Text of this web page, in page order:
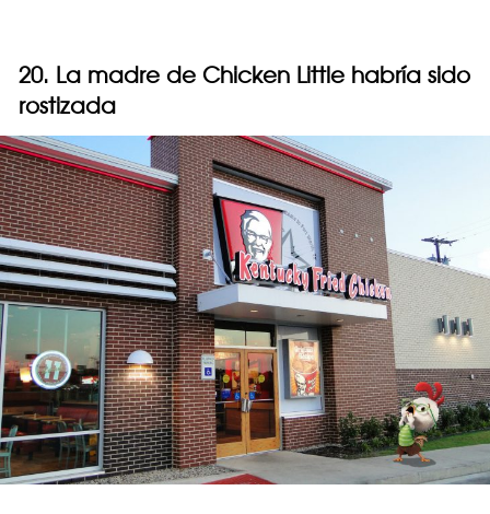
20. La madre de Chicken Little habría sido
rostizada